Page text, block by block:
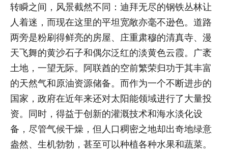
转瞬之间，风景截然不同：迪拜无尽的钢铁丛林让
人着迷，而现在这里的平坦宽敞亦毫不逊色。道路
两旁是粉刷得鲜亮的房屋、庄重肃穆的清真寺、漫
天飞舞的黄沙石子和偶尔泛红的淡黄色云霞。广袤
土地，一望无际。阿联酋的空前繁荣归功于其丰富
的天然气和原油资源储备。而作为一个不断进步的
国家，政府在近年来还对太阳能领域进行了大量投
资。同时，得益于创新的灌溉技术和海水淡化设
备，尽管气候干燥，但人口稠密之地却出奇地绿意
盎然、生机勃勃，甚至可以种植各种水果和蔬菜。